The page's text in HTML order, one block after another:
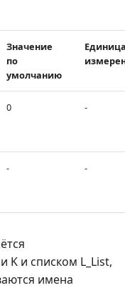
Значение
по
умолчанию
0 -
- -
K и списком L_List,
имена